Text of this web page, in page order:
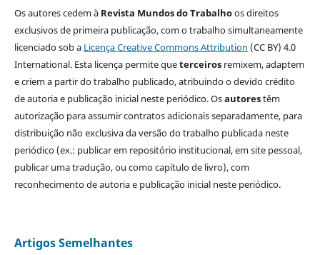
Os autores cedem à Revista Mundos do Trabalhoos direitos
exclusivos de primeira publicação, com o trabalho simultaneamente
licenciado sob a Licença Creative Commons Attribution (CC BY) 4.0
International. Esta licença permite queterceirosremixem, adaptem
e criem a partir do trabalho publicado, atribuindo o devido crédito
de autoria e publicação inicial neste periódico. Osautorestêm
autorização para assumir contratos adicionais separadamente, para
distribuição não exclusiva da versão do trabalho publicada neste
periódico (ex.: publicar em repositório institucional, em site pessoal,
publicar uma tradução, ou como capítulo de livro), com
reconhecimento de autoria e publicação inicial neste periódico.
Artigos Semelhantes